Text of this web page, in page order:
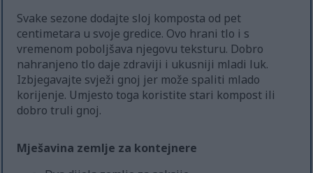
Svake sezone dodajte sloj komposta od pet
centimetara u svoje gredice. Ovo hrani tlo i s
vremenom poboljšava njegovu teksturu. Dobro
nahranjeno tlo daje zdraviji i ukusniji mladi luk.
Izbjegavajte svježi gnoj jer može spaliti mlado
korijenje. Umjesto toga koristite stari kompost ili
dobro truli gnoj.
Mješavina zemlje za kontejnere